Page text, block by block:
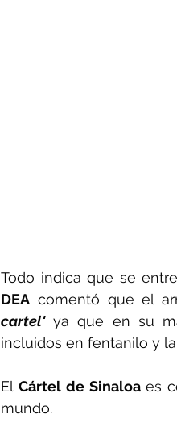
Todo indica que se
DEA comentó que el
cartel' ya que en su
incluidos en fentanilo y
El Cártel de Sinaloa es
mundo.